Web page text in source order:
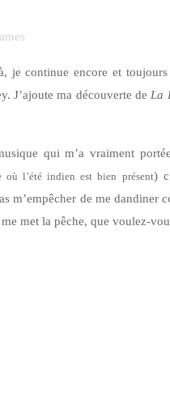
je continue encore et
J’ajoute ma découverte de La
qui m’a vraiment
où l’été indien est bien présent)
m’empêcher de me dandiner
met la pêche, que voulez-